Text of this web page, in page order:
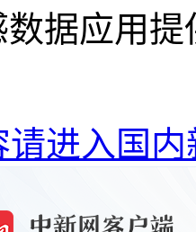
数据应用
进入国内